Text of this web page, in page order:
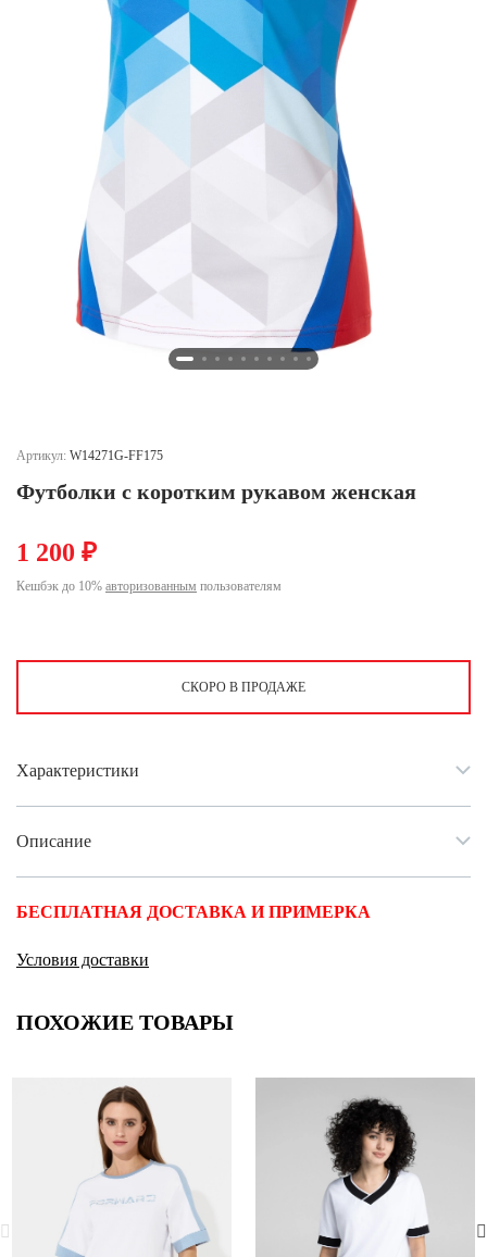
Новосибирская область (3)
Омская область (5)
Республика Башкортостан (3)
Республика Крым (1)
Санкт-Петербург и ЛО (3)
Саратовская область (1)
Свердловская область (5)
Северная Осетия (2)
Смоленская область (1)
Хакасия (1)
Ханты-Мансийский автономный округ (3)
Ярославская область (1)
Артикул: W14271G-FF175
Футболки с коротким рукавом женская
1 200 ₽
Кешбэк до 10% авторизованным пользователям
СКОРО В ПРОДАЖЕ
Характеристики
Описание
БЕСПЛАТНАЯ ДОСТАВКА И ПРИМЕРКА
Условия доставки
ПОХОЖИЕ ТОВАРЫ